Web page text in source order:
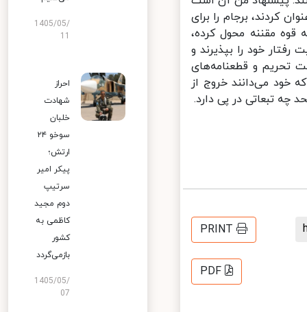
برجام را برای
مقننه محول کرده،
خود را بپذیرند و
تحریم و قطعنامه‌های
خود می‌دانند خروج از
تبعاتی در پی دارد.
PRINT
PDF
1405/05/
احراز
شهادت
خلبان
سوخو ۲۴
ارتش؛
پیکر امیر
سرتیپ
دوم مجید
کاظمی به
کشور
بازمی‌گردد
1405/05/
07